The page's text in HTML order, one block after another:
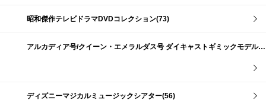
昭和傑作テレビドラマDVDコレクション(73)
アルカディア号/クイーン・エメラルダス号 ダイキャストギミックモデルをつくる(159)
ディズニーマジカルミュージックシアター(56)